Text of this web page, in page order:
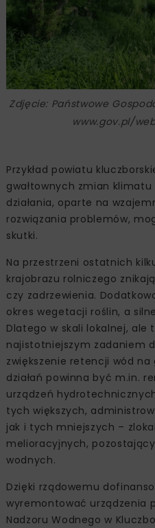
Zdjęcie: Państwowe
www.gov.pl/
Przykład powiatu
gwałtownych zmian
działania, oparte na
rozwiązania problemów,
skutki.
Na przestrzeni ostatnich
krajobrazu rolniczego
czy zadrzewienia.
okres wegetacji roślin, a
Dlatego w skali lokalnej, ale
najistotniejszym zadaniem
zwiększenie retencji wód
działań powinna być m.in.
urządzeń
tych większych,
jak i tych mniejszych –
melioracyjnych,
wodnych.
Dzięki rządowemu
wyremontować urządzenia
Nadzoru Wodnego w